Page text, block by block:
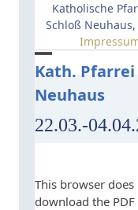
Katholische
Schloß
Kath.
Neuhaus
Open
mobile
menu
Close
mobile
menu
22.03.-
This browser does
download the